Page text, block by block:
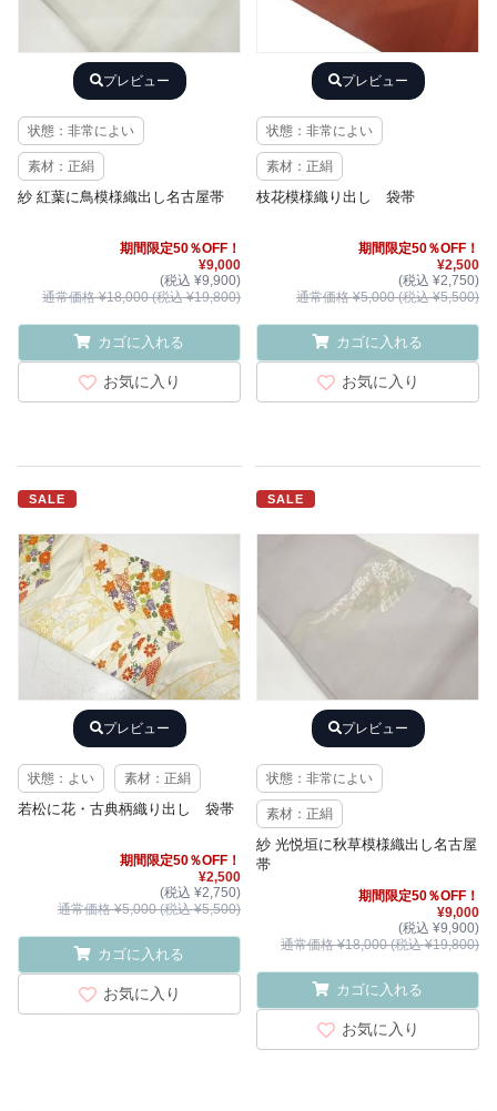
プレビュー
状態：非常によい
素材：正絹
紗 紅葉に鳥模様織出し名古屋帯
期間限定50％OFF！
¥9,000
(税込 ¥9,900)
通常価格 ¥18,000 (税込 ¥19,800)
カゴに入れる
お気に入り
プレビュー
状態：非常によい
素材：正絹
枝花模様織り出し 袋帯
期間限定50％OFF！
¥2,500
(税込 ¥2,750)
通常価格 ¥5,000 (税込 ¥5,500)
カゴに入れる
お気に入り
SALE
プレビュー
状態：よい 素材：正絹
若松に花・古典柄織り出し 袋帯
期間限定50％OFF！
¥2,500
(税込 ¥2,750)
通常価格 ¥5,000 (税込 ¥5,500)
カゴに入れる
お気に入り
SALE
プレビュー
状態：非常によい
素材：正絹
紗 光悦垣に秋草模様織出し名古屋
帯
期間限定50％OFF！
¥9,000
(税込 ¥9,900)
通常価格 ¥18,000 (税込 ¥19,800)
カゴに入れる
お気に入り